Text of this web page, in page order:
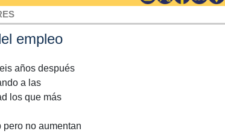
empleo
años después
a las
los que más
no aumentan